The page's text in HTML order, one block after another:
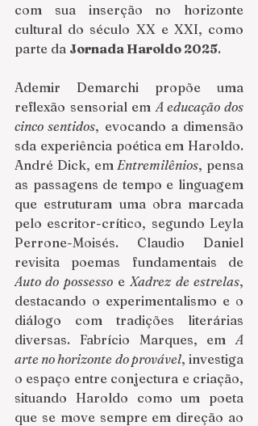
com sua inserção no horizonte
cultural do século XX e XXI, como
parte da Jornada Haroldo 2025.
Ademir Demarchi propõe uma
reflexão sensorial em A educação dos
cinco sentidos, evocando a dimensão
sda experiência poética em Haroldo.
André Dick, em Entremilênios, pensa
as passagens de tempo e linguagem
que estruturam uma obra marcada
pelo escritor-crítico, segundo Leyla
Perrone-Moisés. Claudio Daniel
Auto do possesso e Xadrez de estrelas,
destacando o experimentalismo e o
diálogo com tradições literárias
diversas. Fabrício Marques, em A
arte no horizonte do provável, investiga
o espaço entre conjectura e criação,
situando Haroldo como um poeta
que se move sempre em direção ao